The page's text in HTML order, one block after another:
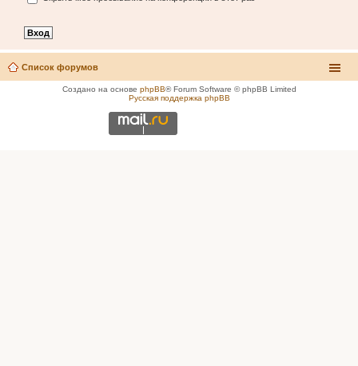
Список форумов
Создано на основе phpBB® Forum Software © phpBB Limited
Русская поддержка phpBB